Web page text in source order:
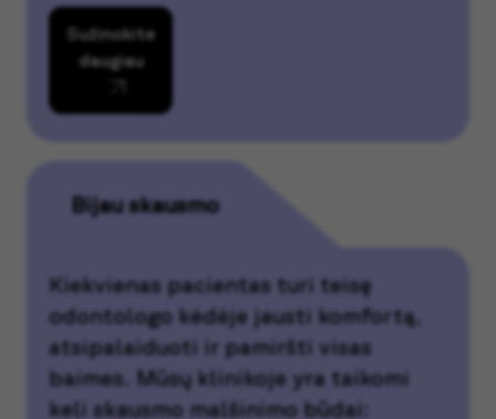
Sužinokite
daugiau
Bijau skausmo
Kiekvienas pacientas turi teisę
odontologo kėdėje jausti komfortą,
atsipalaiduoti ir pamiršti visas
baimes. Mūsų klinikoje yra taikomi
keli skausmo malšinimo būdai: